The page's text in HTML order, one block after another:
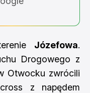
Józefowa.
Drogowego z
Otwocku zwrócili
z napędem